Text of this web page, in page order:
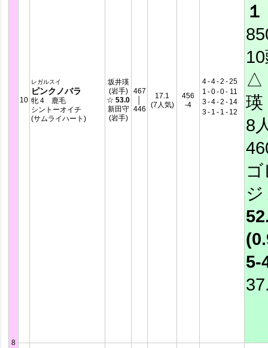
8
10
レガルスイ
ピンクノバラ
牝 4 鹿毛
シントーオイチ
(サムライハート)
坂井瑛
(岩手)
☆ 53.0
新田守
(岩手)
467
446
17.1
(7人気)
456
-4
4-4-2 -25
1 -0-0- 11
3-4-2 - 14
3- 1 - 1 - 12
１
△
8